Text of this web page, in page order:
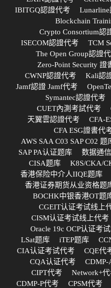
IBITGQ認證代考
Blockchain
Crypto Consortium認
ISECOM認證代考
TCM
The Open Group認證
Zero-Point Security 證
CWNP認證代考
Kali認
Jamf認證 Jamf代考
Symantec認證代考
CUET內測考試代考
天翼雲認證代考
CFA-
CFA ESG證書代
AWS SAA C03 SAP C02 题
SAP PA认证题库
数据通
CISA题库
K8S/CKA/
香港保险中介人IIQE题库
香港证券期货从业资格题
BOCHK中银香港OT题
CGEIT认证考试线上
CISM认证考试线上代考
Oracle 19c OCP认证考
LSat题库
iTEP题库
CIA认证考试代考
CQE代
CQA认证代考
CDMP-
CIPT代考
Network+
CDMP-P代考
CPSM代考